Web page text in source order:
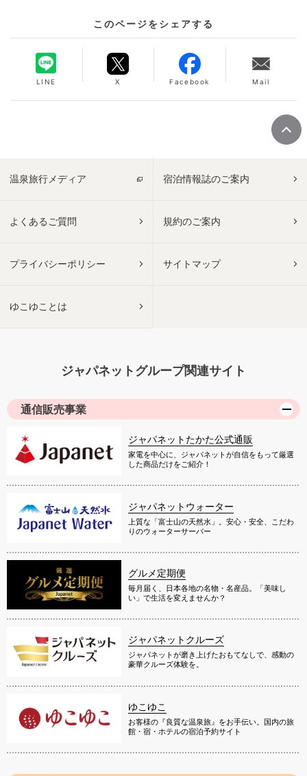
このページをシェアする
LINE X Facebook Mail
温泉旅行メディア 宿泊情報誌のご案内
よくあるご質問 規約のご案内
プライバシーポリシー サイトマップ
ゆこゆことは
ジャパネットグループ関連サイト
通信販売事業
ジャパネットたかた公式通販
家電を中心に、ジャパネットが自信をもって厳選
した商品だけをご紹介！
ジャパネットウォーター
上質な「富士山の天然水」。安心・安全、こだわ
りのウォーターサーバー
グルメ定期便
毎月届く、日本各地の名物・名産品。「美味し
い」で生活を変えませんか？
ジャパネットクルーズ
ジャパネットが磨き上げたおもてなしで、感動の
豪華クルーズ体験を。
ゆこゆこ
お客様の『良質な温泉旅』をお手伝い。国内の旅
館・宿・ホテルの宿泊予約サイト